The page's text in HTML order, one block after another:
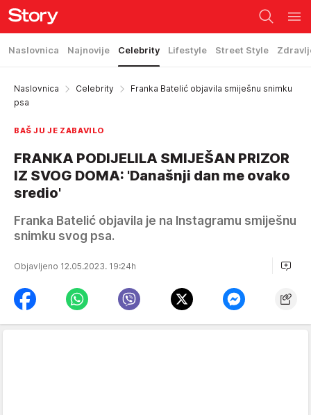
Naslovnica Najnovije Celebrity Lifestyle Street Style
Naslovnica Celebrity
Franka Batelić objavila smiješnu snimku
psa
BAŠ JU JE ZABAVILO
FRANKA PODIJELILA SMIJEŠAN PRIZOR
IZ SVOG DOMA: 'Današnji dan me ovako
sredio'
Franka Batelić objavila je na Instagramu smiješnu
snimku svog psa.
Objavljeno 12.05.2023. 19:24h